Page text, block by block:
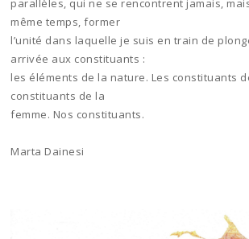
parallèles, qui ne se rencontrent jamais,
même temps, former
l’unité dans laquelle je suis en train de
arrivée aux constituants :
les éléments de la nature. Les constituants
constituants de la
femme. Nos constituants.
Marta Dainesi